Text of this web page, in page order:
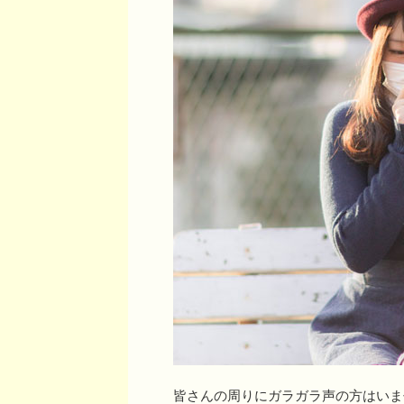
皆さんの周りにガラガラ声の方はい